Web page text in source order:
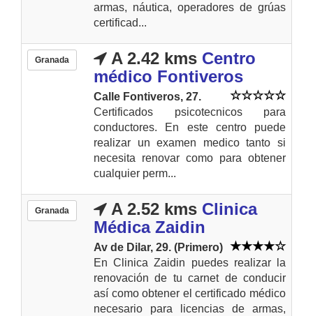
armas, náutica, operadores de grúas
certificad...
Granada A 2.42 kms Centro
médico Fontiveros
Calle Fontiveros, 27.
Certificados psicotecnicos para
conductores. En este centro puede
realizar un examen medico tanto si
necesita renovar como para obtener
cualquier perm...
Granada A 2.52 kms Clinica
Médica Zaidin
Av de Dilar, 29. (Primero)
En Clinica Zaidin puedes realizar la
renovación de tu carnet de conducir
así como obtener el certificado médico
necesario para licencias de armas,